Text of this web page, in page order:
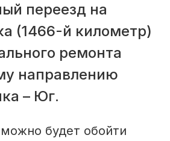
переезд на
(1466-й километр)
ремонта
направлению
– Юг.
будет обойти